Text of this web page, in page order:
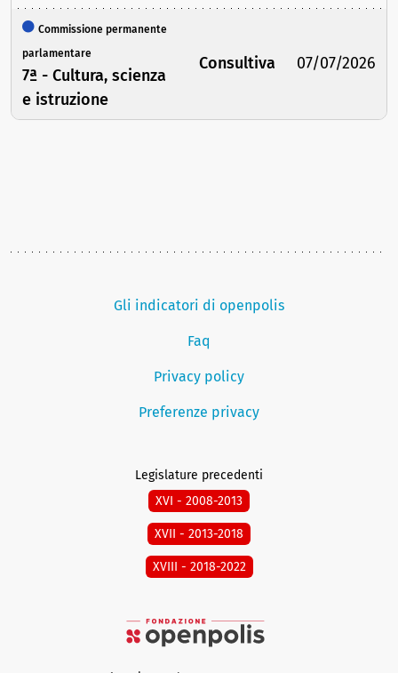
Commissione permanente
parlamentare
7ª - Cultura, scienza
e istruzione
Consultiva 07/07/2026
Gli indicatori di openpolis
Faq
Privacy policy
Preferenze privacy
Legislature precedenti
XVI - 2008-2013
XVII - 2013-2018
XVIII - 2018-2022